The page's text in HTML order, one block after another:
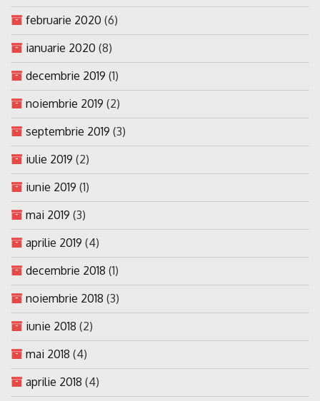
februarie 2020 (6)
ianuarie 2020 (8)
decembrie 2019 (1)
noiembrie 2019 (2)
septembrie 2019 (3)
iulie 2019 (2)
iunie 2019 (1)
mai 2019 (3)
aprilie 2019 (4)
decembrie 2018 (1)
noiembrie 2018 (3)
iunie 2018 (2)
mai 2018 (4)
aprilie 2018 (4)